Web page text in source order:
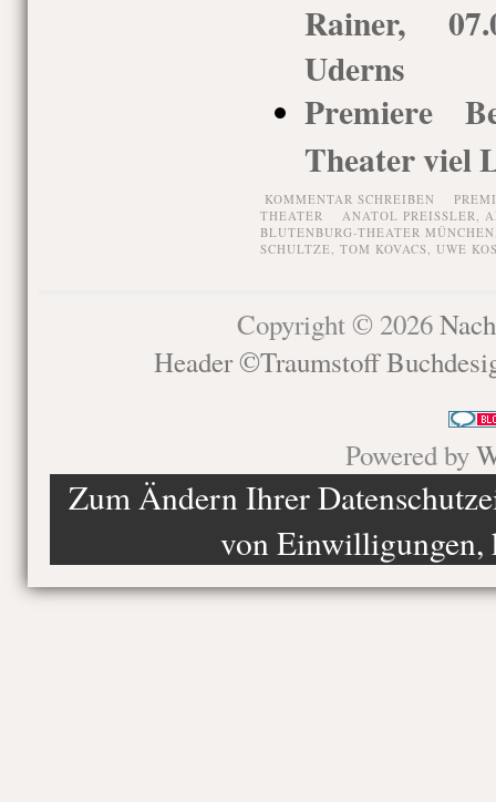
Rainer,
Uderns
Premiere
Theater viel
KOMMENTAR SCHREIBEN
THEATER
ANATOL PREISSLER,
BLUTENBURG-THEATER MÜNCHEN
SCHULTZE, TOM KOVACS, UWE
Copyright © 2026
Header ©Traumstoff
Powered by
Zum Ändern Ihrer
von